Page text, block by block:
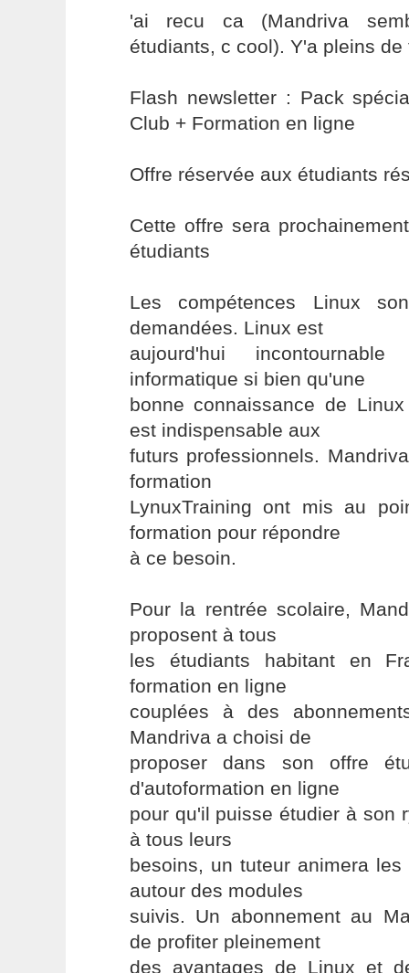
'ai recu ca (Mandriva
étudiants, c cool). Y'a pleins de
Flash newsletter : Pack
Club + Formation en ligne
Offre réservée aux étudiants
Cette offre sera
étudiants
Les compétences Linux
demandées. Linux est
aujourd'hui
informatique si bien qu'une
bonne connaissance de
est indispensable aux
futurs professionnels.
formation
LynuxTraining ont mis au
formation pour répondre
à ce besoin.
Pour la rentrée scolaire,
proposent à tous
les étudiants habitant en
formation en ligne
couplées à des
Mandriva a choisi de
proposer dans son offre
d'autoformation en ligne
pour qu'il puisse étudier à son
à tous leurs
besoins, un tuteur animera
autour des modules
suivis. Un abonnement au
de profiter pleinement
des avantages de Linux et